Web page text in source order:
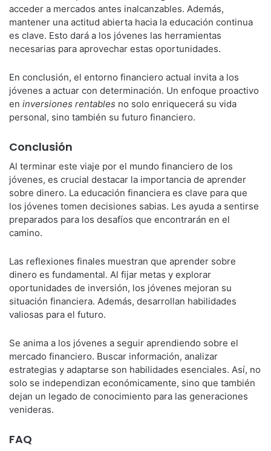
acceder a mercados antes inalcanzables. Además,
mantener una actitud abierta hacia la educación continua
es clave. Esto dará a los jóvenes las herramientas
necesarias para aprovechar estas oportunidades.
En conclusión, el entorno financiero actual invita a los
jóvenes a actuar con determinación. Un enfoque proactivo
en inversiones rentables no solo enriquecerá su vida
personal, sino también su futuro financiero.
Conclusión
Al terminar este viaje por el mundo financiero de los
jóvenes, es crucial destacar la importancia de aprender
sobre dinero. La educación financiera es clave para que
los jóvenes tomen decisiones sabias. Les ayuda a sentirse
preparados para los desafíos que encontrarán en el
camino.
Las reflexiones finales muestran que aprender sobre
dinero es fundamental. Al fijar metas y explorar
oportunidades de inversión, los jóvenes mejoran su
situación financiera. Además, desarrollan habilidades
valiosas para el futuro.
Se anima a los jóvenes a seguir aprendiendo sobre el
mercado financiero. Buscar información, analizar
estrategias y adaptarse son habilidades esenciales. Así, no
solo se independizan económicamente, sino que también
dejan un legado de conocimiento para las generaciones
venideras.
FAQ